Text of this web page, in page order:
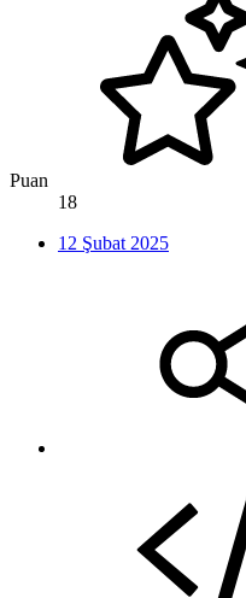
Puan
18
12 Şubat 2025